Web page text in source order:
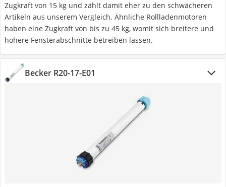
Zugkraft von 15 kg und zählt damit eher zu den schwächeren
Artikeln aus unserem Vergleich. Ähnliche Rollladenmotoren
haben eine Zugkraft von bis zu 45 kg, womit sich breitere und
höhere Fensterabschnitte betreiben lassen.
Becker R20-17-E01